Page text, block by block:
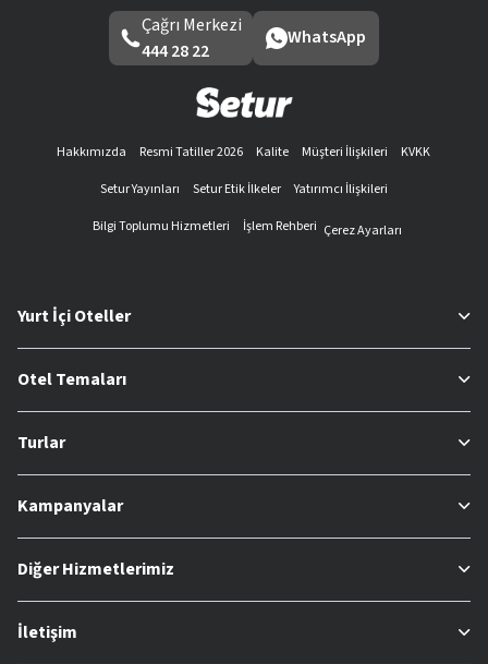
Çağrı Merkezi
444 28 22
WhatsApp
Hakkımızda Resmi Tatiller 2026 Kalite Müşteri İlişkileri
KVKK
Setur Yayınları
Setur Etik İlkeler
Yatırımcı İlişkileri
Bilgi Toplumu Hizmetleri
İşlem Rehberi Çerez Ayarları
Yurt İçi Oteller
Otel Temaları
Turlar
Kampanyalar
Diğer Hizmetlerimiz
İletişim